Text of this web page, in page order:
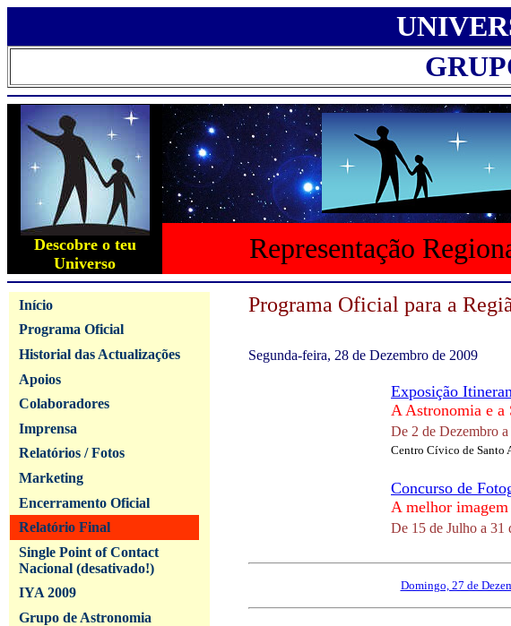
Descobre o teu
Universo
Representação
Início
Programa Oficial
Historial das Actualizações
Apoios
Colaboradores
Imprensa
Relatórios / Fotos
Marketing
Encerramento Oficial
Relatório Final
Single Point of Contact
Nacional (desativado!)
IYA 2009
Grupo de Astronomia
Programa Oficial para a
Segunda-feira, 28 de Dezembro de 2009
Exposição
A Astronomia e a
De 2 de Dezembro
Centro Cívico de Santo
Concurso de
A melhor
De 15 de Julho a 31
Domingo, 27 de